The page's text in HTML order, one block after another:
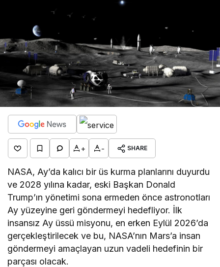
+ - SHARE
NASA, Ay’da kalıcı bir üs kurma planlarını duyurdu
ve 2028 yılına kadar, eski Başkan Donald
Trump’ın yönetimi sona ermeden önce astronotları
Ay yüzeyine geri göndermeyi hedefliyor. İlk
insansız Ay üssü misyonu, en erken Eylül 2026’da
gerçekleştirilecek ve bu, NASA’nın Mars’a insan
göndermeyi amaçlayan uzun vadeli hedefinin bir
parçası olacak.